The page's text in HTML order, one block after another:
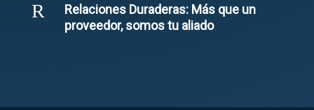
R
Relaciones Duraderas: Más que un
proveedor, somos tu aliado